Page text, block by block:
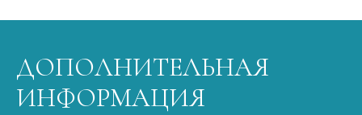
ДОПОЛНИТЕЛЬНАЯ
ИНФОРМАЦИЯ